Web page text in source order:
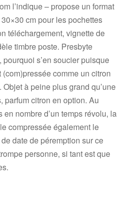
l’indique – propose un format
cm pour les pochettes
téléchargement, vignette de
timbre poste. Presbyte
pourquoi s’en soucier puisque
comme un citron
à peine plus grand qu’une
parfum citron en option. Au
nombre d’un temps révolu, la
compressée également le
date de péremption sur ce
personne, si tant est que